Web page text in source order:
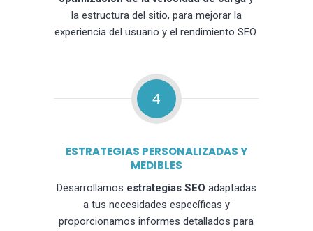
la estructura del sitio, para mejorar la
experiencia del usuario y el rendimiento SEO.
4
ESTRATEGIAS PERSONALIZADAS Y
MEDIBLES
Desarrollamos estrategias SEO adaptadas
a tus necesidades específicas y
proporcionamos informes detallados para